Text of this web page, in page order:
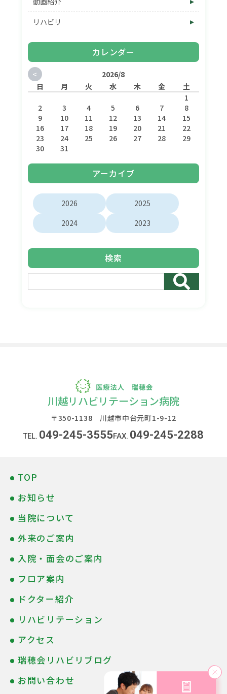
リハビリ
カレンダー
<
2026/8
日
月 火 水 木 金
土
1
2
3 4 5 6 7
8
9
10 11 12 13 14
15
16
17 18 19 20 21
22
23
24 25 26 27 28
29
30
31
アーカイブ
2026
2025
2024
2023
検索
川越リハビリテーション病院
〒350-1138 川越市中台元町1-9-12
049-245-3555 049-245-2288
TOP
お知らせ
当院について
外来のご案内
入院・面会のご案内
フロア案内
ドクター紹介
リハビリテーション
アクセス
瑞穂会リハビリブログ
お問い合わせ